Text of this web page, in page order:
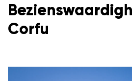
Corfu